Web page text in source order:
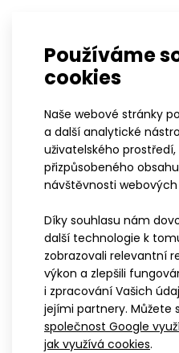
Používáme
cookies
Naše webové stránky
a další analytické
uživatelského
přizpůsobeného
návštěvnosti webových
Díky souhlasu nám
další technologie k
zobrazovali relevantní
výkon a zlepšili
i zpracování Vašich
jejími partnery. Můžete
společnost Google
jak využívá cookies.
krátkými
Minimalistické černobílé
podporuje rychlost,
během celého
Aerodynamický
Kombinéza mávelmi
přesně kopíruje tělo a
při jízdě i běhu. Na
celopropínací zipse
rozepínání během
měkkou gumičkou.
zakončenélepeným